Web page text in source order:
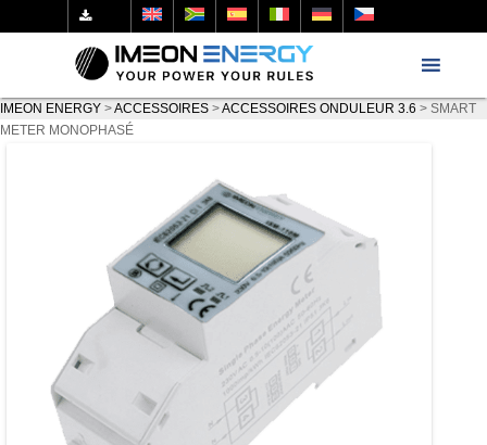
IMEON ENERGY >ACCESSOIRES >ACCESSOIRES ONDULEUR 3.6 > SMART
METER MONOPHASÉ